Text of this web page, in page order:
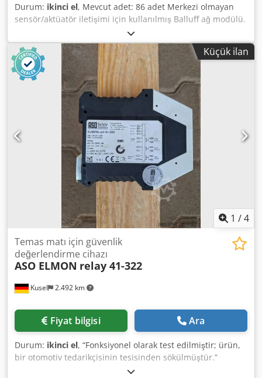
Durum: ikinci el, Mevcut adet: 86 adet Merkezi olmayan
sensör/aktüatör iletişimi için kullanılmış Balluff ağ modülü.
Üretici: Balluff Ürün tipi: Ağ modülü Model: BNI006C
1834HU Kullanım alanı: Endüstriyel otomasyon
Credeztbidjpfx Akvjf İletişim: Endüstriyel Ethernet / Saha
veri yolu Bağlantı türü: M12 Montaj türü: Saha montajı
Koruma sınıfı: IP67 Uygunluk: Sensör ve aktüatör bağlantısı
Küçük ilan
1 /4
Kusel 2.492 km
Temas matı için güvenlik
değerlendirme cihazı
ASO ELMON relay 41-322
Fiyat bilgisi Ara
Durum: ikinci el, “Fonksiyonel olarak test edilmiştir; ürün,
bir otomotiv tedarikçisinin tesisinden sökülmüştür.”
Üretici: ASO Safety Solutions Tip: 41-322 (ELMON rölesi)